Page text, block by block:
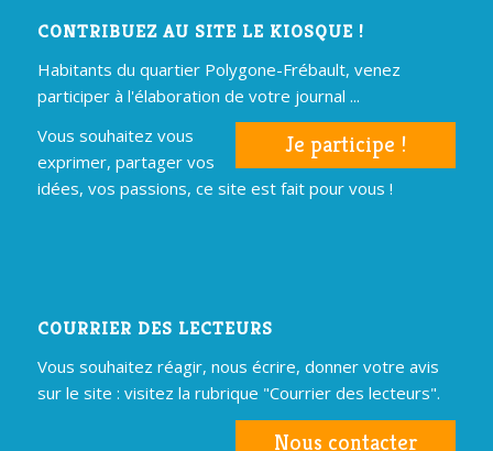
CONTRIBUEZ AU SITE LE KIOSQUE !
Habitants du quartier Polygone-Frébault, venez
participer à l'élaboration de votre journal ...
Je participe !
Vous souhaitez vous
exprimer, partager vos
idées, vos passions, ce site est fait pour vous !
COURRIER DES LECTEURS
Vous souhaitez réagir, nous écrire, donner votre avis
sur le site : visitez la rubrique "Courrier des lecteurs".
Nous contacter